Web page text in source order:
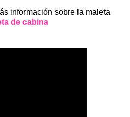
información sobre la maleta
de cabina